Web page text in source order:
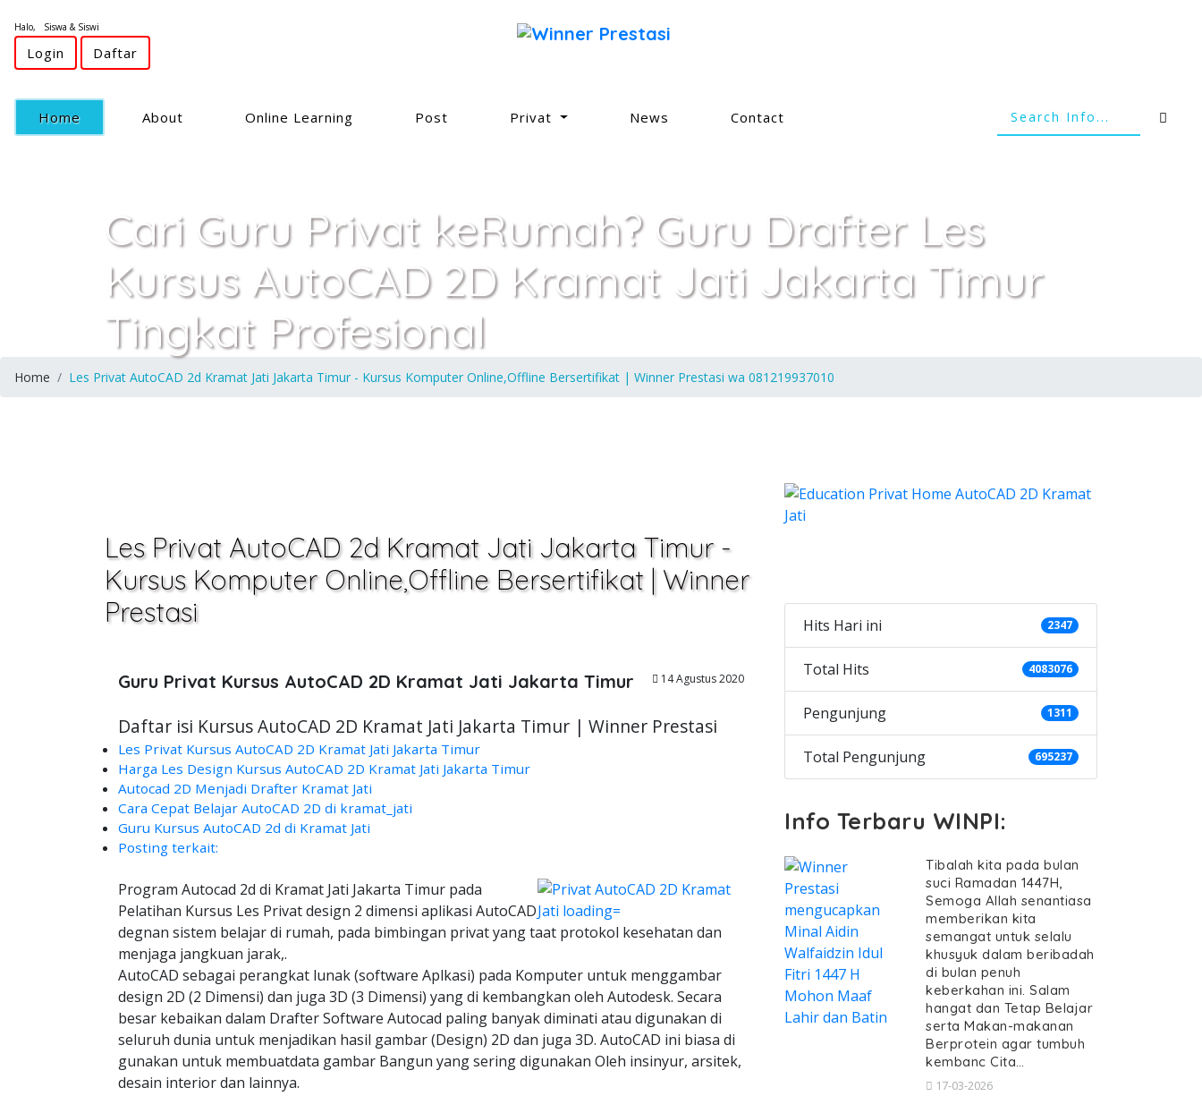
Halo, Siswa & Siswi
Login Daftar
Home(current) About Online Learning Post Privat News Contact
Cari Guru Privat keRumah? Guru Drafter Les
Kursus AutoCAD 2D Kramat Jati Jakarta Timur
Tingkat Profesional
Home Les Privat AutoCAD 2d Kramat Jati Jakarta Timur - Kursus Komputer Online,Offline Bersertifikat | Winner Prestasi wa 081219937010
Les Privat AutoCAD 2d Kramat Jati Jakarta Timur -
Kursus Komputer Online,Offline Bersertifikat | Winner
Prestasi
14 Agustus 2020
Guru Privat Kursus AutoCAD 2D Kramat Jati Jakarta Timur
Daftar isi Kursus AutoCAD 2D Kramat Jati Jakarta Timur | Winner Prestasi
Les Privat Kursus AutoCAD 2D Kramat Jati Jakarta Timur
Harga Les Design Kursus AutoCAD 2D Kramat Jati Jakarta Timur
Autocad 2D Menjadi Drafter Kramat Jati
Cara Cepat Belajar AutoCAD 2D di kramat_jati
Guru Kursus AutoCAD 2d di Kramat Jati
Posting terkait:
Program Autocad 2d di Kramat Jati Jakarta Timur pada
Pelatihan Kursus Les Privat design 2 dimensi aplikasi AutoCAD
degnan sistem belajar di rumah, pada bimbingan privat yang taat protokol kesehatan dan
menjaga jangkuan jarak,.
AutoCAD sebagai perangkat lunak (software Aplkasi) pada Komputer untuk menggambar
design 2D (2 Dimensi) dan juga 3D (3 Dimensi) yang di kembangkan oleh Autodesk. Secara
besar kebaikan dalam Drafter Software Autocad paling banyak diminati atau digunakan di
seluruh dunia untuk menjadikan hasil gambar (Design) 2D dan juga 3D. AutoCAD ini biasa di
gunakan untuk membuatdata gambar Bangun yang sering digunakan Oleh insinyur, arsitek,
desain interior dan lainnya.
Hits Hari ini 2347
Total Hits 4083076
Pengunjung 1311
Total Pengunjung 695237
Info Terbaru WINPI:
Tibalah kita pada bulan
suci Ramadan 1447H,
Semoga Allah senantiasa
memberikan kita
semangat untuk selalu
khusyuk dalam beribadah
di bulan penuh
keberkahan ini. Salam
hangat dan Tetap Belajar
serta Makan-makanan
Berprotein agar tumbuh
kembanc Cita…
17-03-2026